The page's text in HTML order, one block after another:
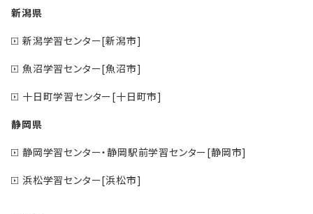
新潟県
新潟学習センター[新潟市]
魚沼学習センター[魚沼市]
十日町学習センター[十日町市]
静岡県
静岡学習センター・静岡駅前学習センター[静岡市]
浜松学習センター[浜松市]